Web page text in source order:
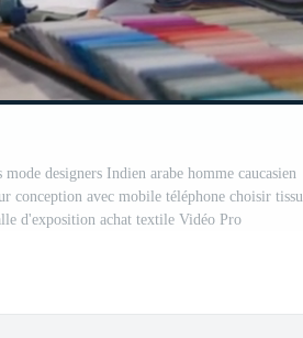
designers Indien arabe homme caucasien
conception avec mobile téléphone choisir tissu
d'exposition achat textile Vidéo Pro